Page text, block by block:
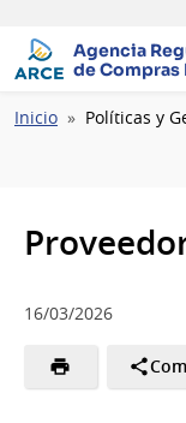
Agencia
de Compras
Ruta
Inicio Políticas y
16/03/2026